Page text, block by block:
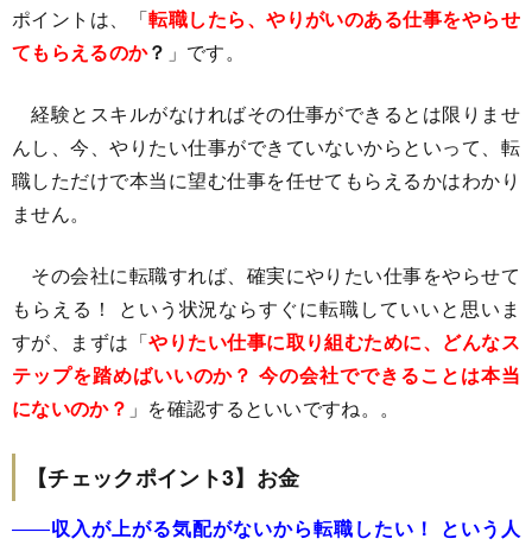
ポイントは、「転職したら、やりがいのある仕事をやらせ
てもらえるのか？ 」です。
経験とスキルがなければその仕事ができるとは限りませ
んし、今、やりたい仕事ができていないからといって、転
職しただけで本当に望む仕事を任せてもらえるかはわかり
ません。
その会社に転職すれば、確実にやりたい仕事をやらせて
もらえる！ という状況ならすぐに転職していいと思いま
すが、まずは「やりたい仕事に取り組むために、どんなス
テップを踏めばいいのか？ 今の会社でできることは本当
にないのか？ 」を確認するといいですね。。
【チェックポイント3】お金
――収入が上がる気配がないから転職したい！ という人